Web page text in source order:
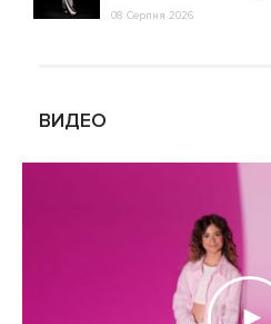
08 Серпня 2026
ВИДЕО